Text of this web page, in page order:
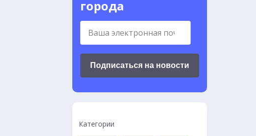
города
Подписаться на новости
Категории